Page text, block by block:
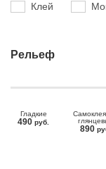
Клей
Рельеф
Гладкие
490 руб.
890